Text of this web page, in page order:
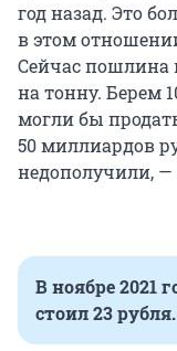
год назад. Это
в этом
Сейчас пошлина
на тонну. Берем
могли бы
50 миллиардов
недополучили, —
В ноябре 2021
стоил 23 рубля.